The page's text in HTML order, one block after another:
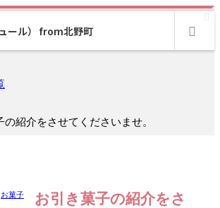
ール） from北野町
の紹介をさせてくださいませ。
お菓子
お引き菓子の紹介をさ